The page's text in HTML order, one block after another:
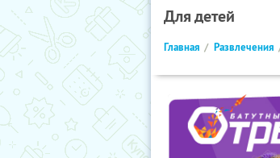
Для детей
Главная Развлечения